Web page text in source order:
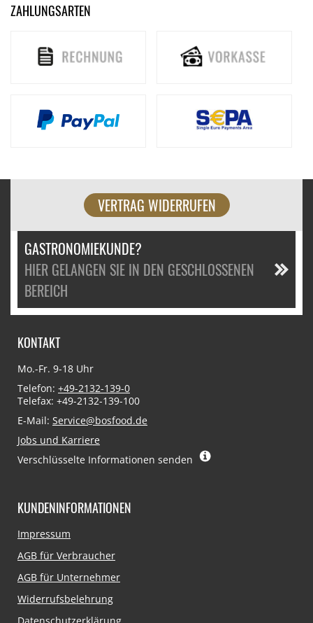
ZAHLUNGSARTEN
VERTRAG WIDERRUFEN
GASTRONOMIEKUNDE?
HIER GELANGEN SIE IN DEN GESCHLOSSENEN
BEREICH
KONTAKT
Mo.-Fr. 9-18 Uhr
Telefon: +49-2132-139-0
Telefax: +49-2132-139-100
E-Mail: Service@bosfood.de
Jobs und Karriere
Verschlüsselte Informationen senden
KUNDENINFORMATIONEN
Navigation
Impressum
AGB für Verbraucher
AGB für Unternehmer
Widerrufsbelehrung
Datenschutzerklärung